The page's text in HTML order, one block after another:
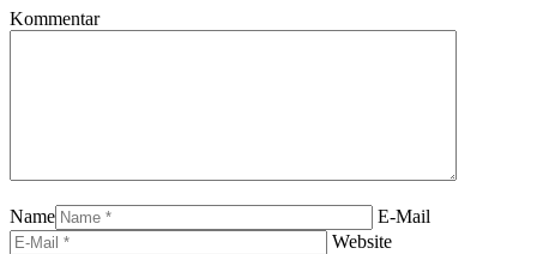
Kommentar
Name
E-Mail
Website